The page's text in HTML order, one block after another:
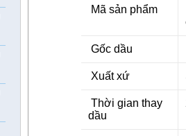
Mã sản phẩm
Gốc dầu
Xuất xứ
Thời gian thay
dầu